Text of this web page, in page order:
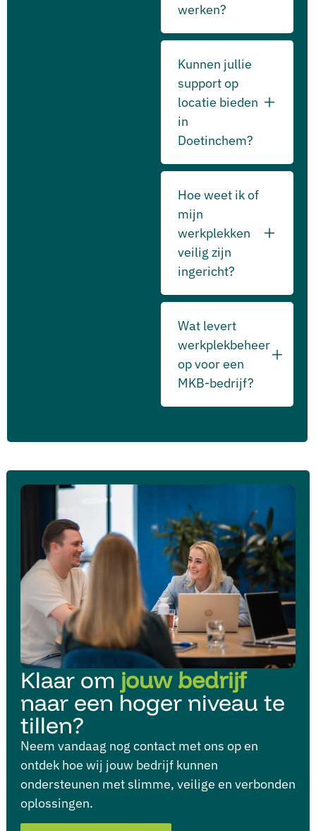
werken?
Kunnen jullie
support op
locatie bieden
in
Doetinchem?
Hoe weet ik of
mijn
werkplekken
veilig zijn
ingericht?
Wat levert
werkplekbeheer
op voor een
MKB-bedrijf?
Klaar om jouw bedrijf
naar een hoger niveau te
tillen?
Neem vandaag nog contact met ons op en
ontdek hoe wij jouw bedrijf kunnen
ondersteunen met slimme, veilige en verbonden
oplossingen.